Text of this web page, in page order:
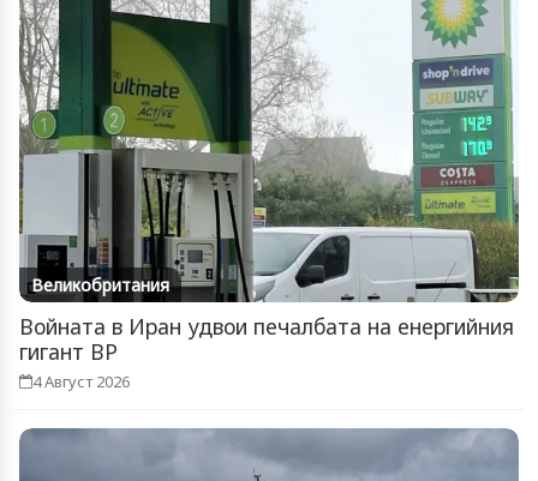
Великобритания
Войната в Иран удвои печалбата на енергийния
гигант BP
4 Август 2026